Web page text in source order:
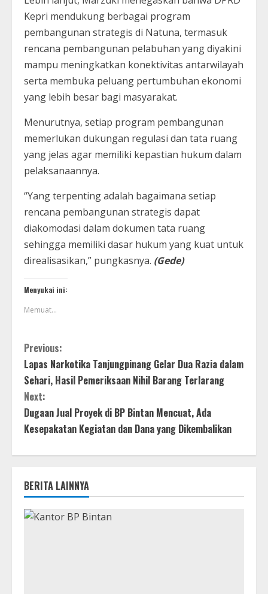
Kepri mendukung berbagai program
pembangunan strategis di Natuna, termasuk
rencana pembangunan pelabuhan yang diyakini
mampu meningkatkan konektivitas antarwilayah
serta membuka peluang pertumbuhan ekonomi
yang lebih besar bagi masyarakat.
Menurutnya, setiap program pembangunan
memerlukan dukungan regulasi dan tata ruang
yang jelas agar memiliki kepastian hukum dalam
pelaksanaannya.
“Yang terpenting adalah bagaimana setiap
rencana pembangunan strategis dapat
diakomodasi dalam dokumen tata ruang
sehingga memiliki dasar hukum yang kuat untuk
direalisasikan,” pungkasnya. (Gede)
Menyukai ini:
Memuat...
Previous:
Lapas Narkotika Tanjungpinang Gelar Dua Razia dalam
Sehari, Hasil Pemeriksaan Nihil Barang Terlarang
Next:
Dugaan Jual Proyek di BP Bintan Mencuat, Ada
Kesepakatan Kegiatan dan Dana yang Dikembalikan
BERITA LAINNYA